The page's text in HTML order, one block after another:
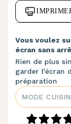
Vous voulez
écran sans
Rien de plus
garder l'écran
préparation
MODE